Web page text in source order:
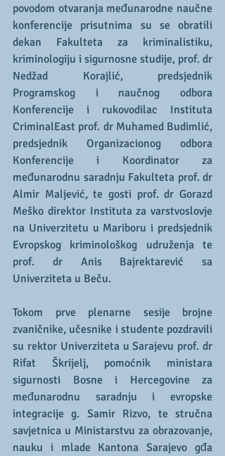
povodom otvaranja međunarodne naučne
konferencije prisutnima su se obratili
dekan Fakulteta za kriminalistiku,
kriminologiju i sigurnosne studije, prof. dr
Nedžad Korajlić, predsjednik
Programskog i naučnog odbora
Konferencije i rukovodilac Instituta
CriminalEast prof. dr Muhamed Budimlić,
predsjednik Organizacionog odbora
Konferencije i Koordinator za
međunarodnu saradnju Fakulteta prof. dr
Almir Maljević, te gosti prof. dr Gorazd
Meško direktor Instituta za varstvoslovje
na Univerzitetu u Mariboru i predsjednik
Evropskog kriminološkog udruženja te
prof. dr Anis Bajrektarević sa
Univerziteta u Beču.
Tokom prve plenarne sesije brojne
zvaničnike, učesnike i studente pozdravili
su rektor Univerziteta u Sarajevu prof. dr
Rifat Škrijelj, pomoćnik ministara
sigurnosti Bosne i Hercegovine za
međunarodnu saradnju i evropske
integracije g. Samir Rizvo, te stručna
savjetnica u Ministarstvu za obrazovanje,
nauku i mlade Kantona Sarajevo gđa